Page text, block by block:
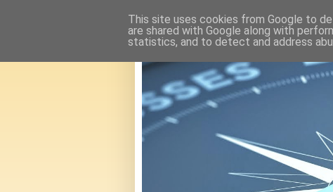
This site uses cookies from Google to
are shared with Google along with
statistics, and to detect and address